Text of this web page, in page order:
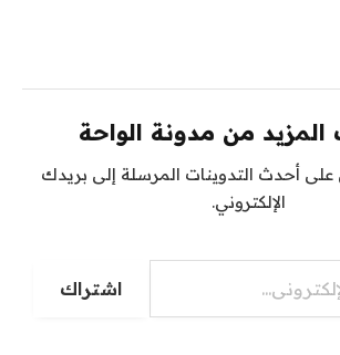
من مدونة الواحة
أحدث التدوينات المرسلة إلى بريدك
الإلكتروني.
اشتراك